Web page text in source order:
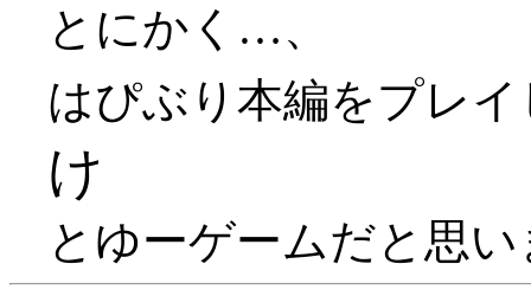
とにかく…、
はぴぶり本編をプレ
け
とゆーゲームだと思